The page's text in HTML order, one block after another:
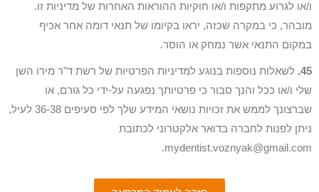
ו/או לגרוע מתקפות ו/או חוקיות ההוראות האחרות של מדיניות זו.
מובהר, כי במקרה שכזה, יראו בקיומו של תנאי דומה אחר אכיף
במקום התנאי אשר נמחק או הוסר.
45. לשאלות נוספות בנוגע למדיניות הפרטיות של רשת ד"ר מירו השן
שלי ו/או ככל והנך סבור כי פרטיותך נפגעה על-ידי כל גורם, או
שברצונך לממש את זכויות נושאי המידע שלך לפי סעיפים 36-38 לעיל,
ניתן לפנות לחברה בדואר אלקטרוני לכתובת
mydentist.voznyak@gmail.com.